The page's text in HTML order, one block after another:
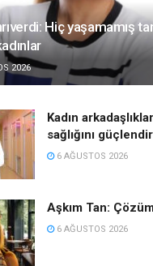
Hiç yaşamamış
2026
Kadın
sağlığını
6 AĞUSTOS 2026
Aşkım Tan:
6 AĞUSTOS 2026